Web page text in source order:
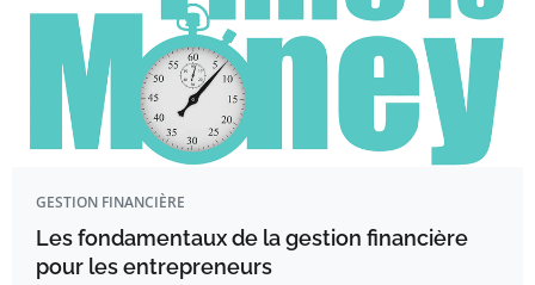
GESTION FINANCIÈRE
Les fondamentaux de la gestion financière
pour les entrepreneurs